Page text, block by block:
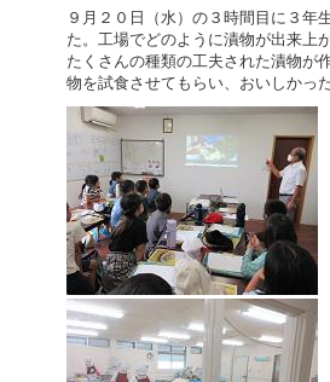
９月２０日（水）の３時間目に３年
た。工場でどのように漬物が出来上
たくさんの種類の工夫された漬物が
物を試食させてもらい、おいしかっ